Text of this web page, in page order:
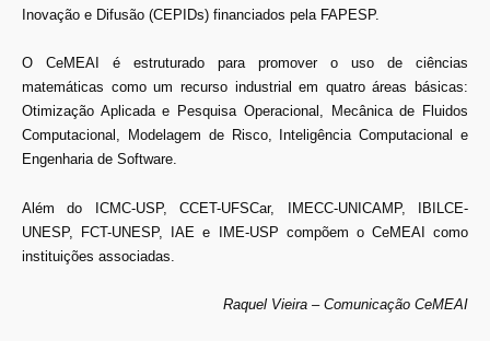
Inovação e Difusão (CEPIDs) financiados pela FAPESP.
O CeMEAI é estruturado para promover o uso de ciências
matemáticas como um recurso industrial em quatro áreas básicas:
Otimização Aplicada e Pesquisa Operacional, Mecânica de Fluidos
Computacional, Modelagem de Risco, Inteligência Computacional e
Engenharia de Software.
Além do ICMC-USP, CCET-UFSCar, IMECC-UNICAMP, IBILCE-
UNESP, FCT-UNESP, IAE e IME-USP compõem o CeMEAI como
instituições associadas.
Raquel Vieira – Comunicação CeMEAI